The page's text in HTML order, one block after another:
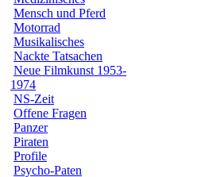
Mensch und Pferd
Motorrad
Musikalisches
Nackte Tatsachen
Neue Filmkunst 1953-
1974
NS-Zeit
Offene Fragen
Panzer
Piraten
Profile
Psycho-Paten